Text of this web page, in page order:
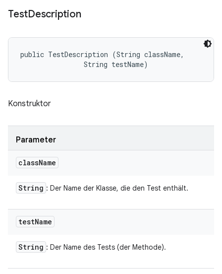
TestDescription
public TestDescription (String className,
                String testName)
Konstruktor
Parameter
className
String : Der Name der Klasse, die den Test enthält.
testName
String : Der Name des Tests (der Methode).